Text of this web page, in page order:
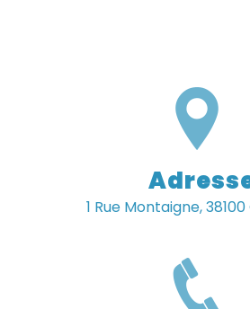
1 Rue Montaigne,